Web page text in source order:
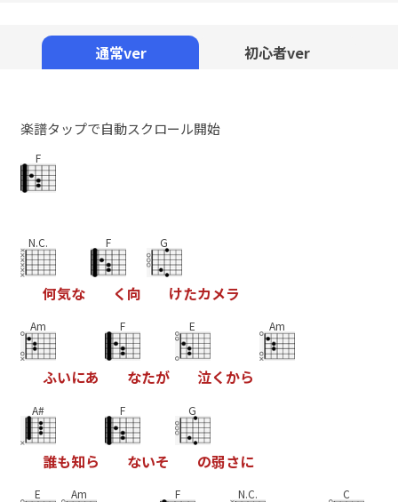
通常ver 初心者ver
楽譜タップで自動スクロール開始
F
N.C.
何気な
F
く 向
G
けたカメラ
Am
ふいにあ
F
なたが
E
泣く から
Am
A#
誰も知ら
F
ないそ
G
の弱さに
E Am F N.C. C